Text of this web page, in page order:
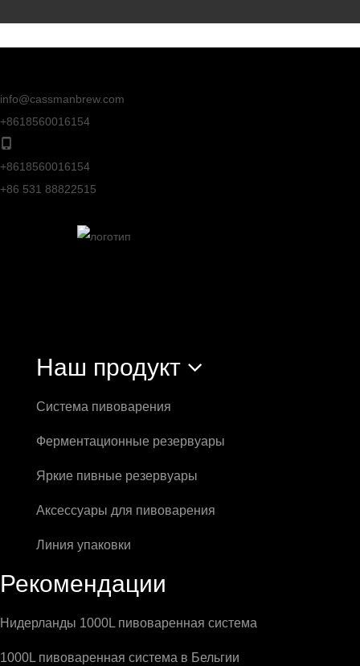
info@cassmanbrew.com
+8618560016154
+8618560016154
+86 531 88822515
Наш продукт
Система пивоварения
Ферментационные резервуары
Яркие пивные резервуары
Аксессуары для пивоварения
Линия упаковки
Рекомендации
Нидерланды 1000L пивоваренная система
1000L пивоваренная система в Бельгии